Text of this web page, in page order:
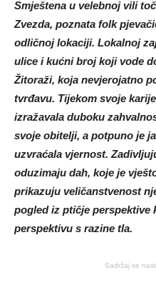
Smještena u velebnoj vili
Zvezda, poznata folk
odličnoj lokaciji. Lokalnoj
ulice i kućni broj koji vode
Žitoraži, koja nevjerojatno
tvrđavu. Tijekom svoje
izražavala duboku
svoje obitelji, a potpuno je
uzvraćala vjernost.
oduzimaju dah, koje je
prikazuju veličanstvenost
pogled iz ptičje perspektive
perspektivu s razine tla.
Sadržaj se